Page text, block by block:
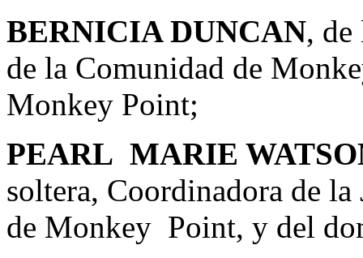
BERNICIA DUNCAN,
de la Comunidad de
Monkey Point;
PEARL MARIE
soltera, Coordinadora de
de Monkey Point, y del